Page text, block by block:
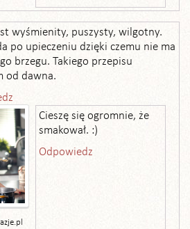
wyśmienity, puszysty, wilgotny.
po upieczeniu dzięki czemu nie ma
brzegu. Takiego przepisu
od dawna.
Cieszę się ogromnie, że
smakował. :)
Odpowiedz